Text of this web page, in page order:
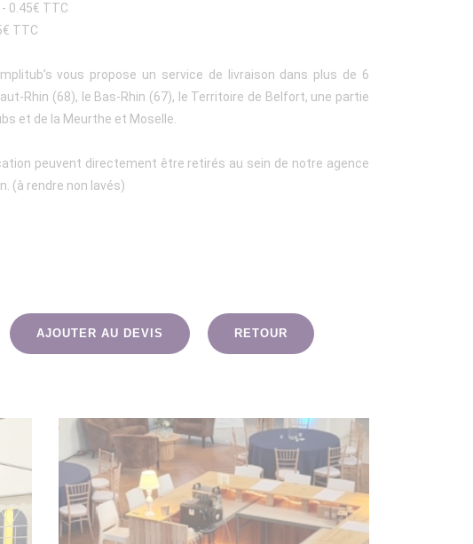
0.45€ TTC
TTC
vous propose un service de livraison dans plus de 6
Rhin (68), le Bas-Rhin (67), le Territoire de Belfort, une partie
et de la Meurthe et Moselle.
peuvent directement être retirés au sein de notre agence
(à rendre non lavés)
AJOUTER AU DEVIS RETOUR